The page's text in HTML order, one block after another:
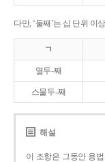
다만, ‘둘째’는 십 단위 이
ㄱ
열두-째
스물두-째
해설
이 조항은 그동안 용